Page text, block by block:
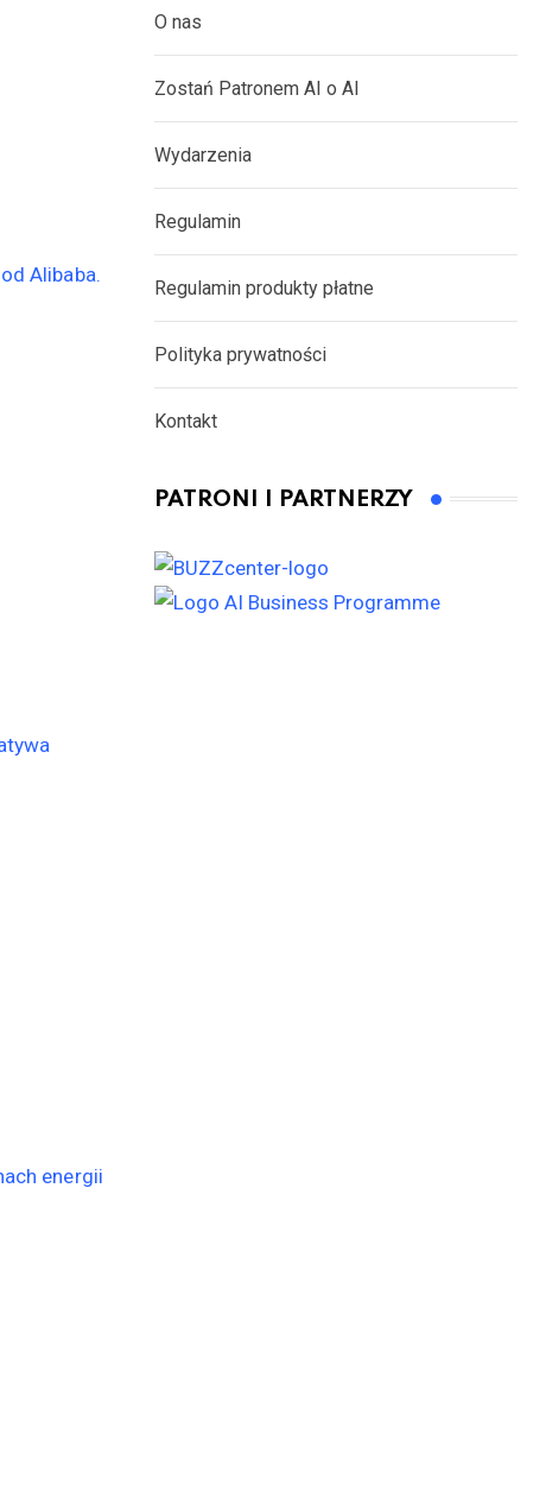
O nas
Zostań Patronem AI o AI
Wydarzenia
Regulamin
Regulamin produkty płatne
Polityka prywatności
Kontakt
PATRONI I PARTNERZY